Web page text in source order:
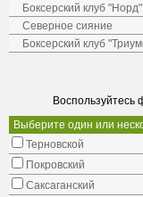
Боксерский клуб "Норд"
Северное сияние
Боксерский клуб
Выберите один или
Терновской
Покровский
Саксаганский